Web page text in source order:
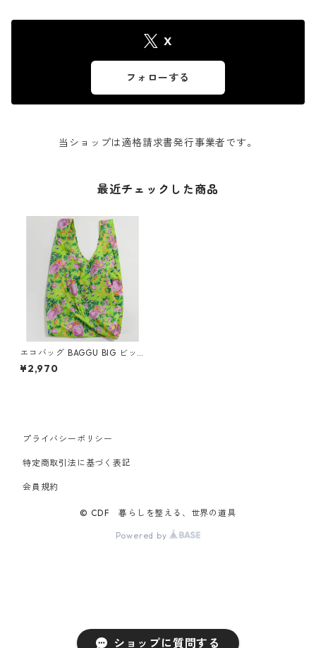
ショップに質問する
X
フォローする
当ショップは適格請求書発行事業者です。
最近チェックした商品
エコバッグ BAGGU BIG ビッ
グバグゥ バグー ライムローズ
¥2,970
プライバシーポリシー
特定商取引法に基づく表記
会員規約
© CDF 暮らしを整える、世界の道具
Powered by